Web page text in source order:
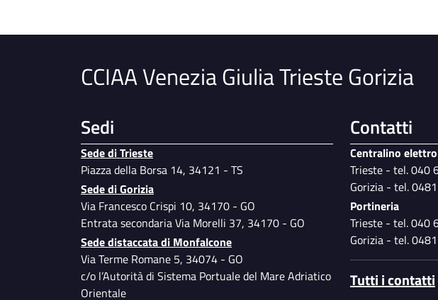
CCIAA Venezia Giulia Trieste Gorizia
Sedi
Sede di Trieste
Piazza della Borsa 14, 34121 - TS
Sede di Gorizia
Via Francesco Crispi 10, 34170 - GO
Entrata secondaria Via Morelli 37, 34170 - GO
Sede distaccata di Monfalcone
Via Terme Romane 5, 34074 - GO
c/o l’Autorità di Sistema Portuale del Mare Adriatico
Orientale
Contatti
Centralino
Trieste - tel. 040
Gorizia - tel.
Portineria
Trieste - tel. 040
Gorizia - tel.
Tutti i contatti